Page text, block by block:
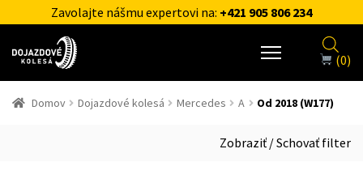
Zavolajte nášmu expertovi na: +421 905 806 234
(0)
Domov Dojazdové kolesá Mercedes A Od 2018 (W177)
Zobraziť / Schovať filter